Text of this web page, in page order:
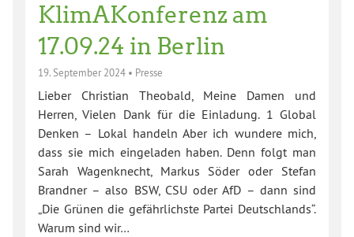
KlimAKonferenz am
17.09.24 in Berlin
19. September 2024 • Presse
Lieber Christian Theobald, Meine Damen und
Herren, Vielen Dank für die Einladung. 1 Global
Denken – Lokal handeln Aber ich wundere mich,
dass sie mich eingeladen haben. Denn folgt man
Sarah Wagenknecht, Markus Söder oder Stefan
Brandner – also BSW, CSU oder AfD – dann sind
„Die Grünen die gefährlichste Partei Deutschlands“.
Warum sind wir…